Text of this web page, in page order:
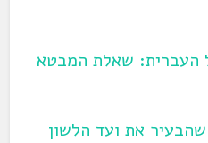
העברית: שאלת המבטא
שהבעיר את ועד הלשון